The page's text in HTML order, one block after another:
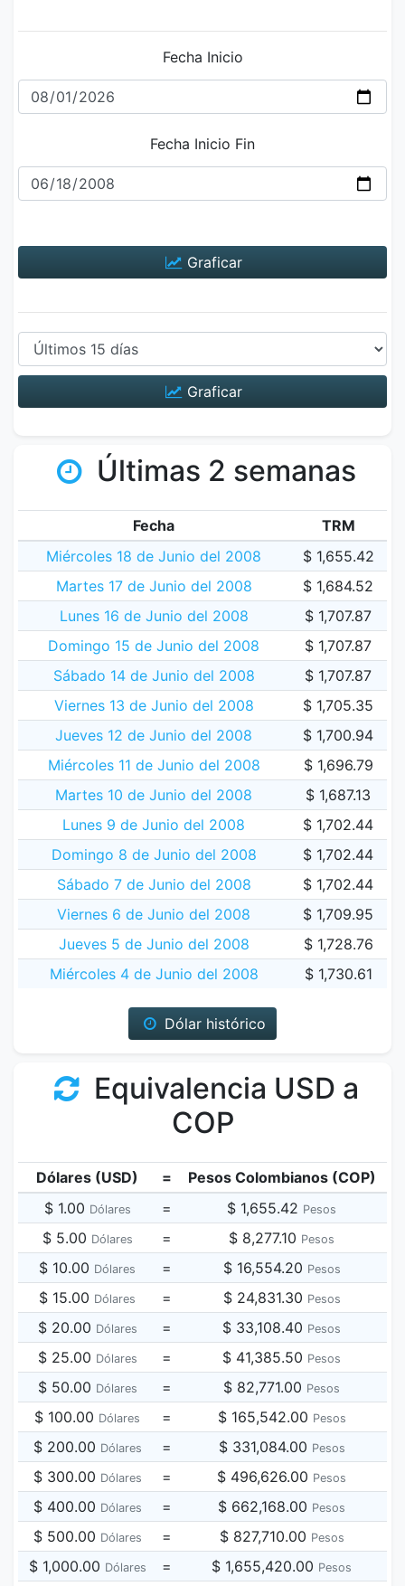
Fecha Inicio
Fecha Inicio Fin
Graficar
Graficar
Últimas 2 semanas
Fecha
TRM
Miércoles 18 de Junio del 2008
$ 1,655.42
Martes 17 de Junio del 2008
$ 1,684.52
Lunes 16 de Junio del 2008
$ 1,707.87
Domingo 15 de Junio del 2008
$ 1,707.87
Sábado 14 de Junio del 2008
$ 1,707.87
Viernes 13 de Junio del 2008
$ 1,705.35
Jueves 12 de Junio del 2008
$ 1,700.94
Miércoles 11 de Junio del 2008
$ 1,696.79
Martes 10 de Junio del 2008
$ 1,687.13
Lunes 9 de Junio del 2008
$ 1,702.44
Domingo 8 de Junio del 2008
$ 1,702.44
Sábado 7 de Junio del 2008
$ 1,702.44
Viernes 6 de Junio del 2008
$ 1,709.95
Jueves 5 de Junio del 2008
$ 1,728.76
Miércoles 4 de Junio del 2008
$ 1,730.61
Dólar histórico
Equivalencia USD a
COP
Dólares (USD) =
Pesos Colombianos (COP)
$ 1.00 Dólares = $ 1,655.42 Pesos
$ 5.00 Dólares = $ 8,277.10 Pesos
$ 10.00 Dólares = $ 16,554.20 Pesos
$ 15.00 Dólares = $ 24,831.30 Pesos
$ 20.00 Dólares = $ 33,108.40 Pesos
$ 25.00 Dólares = $ 41,385.50 Pesos
$ 50.00 Dólares = $ 82,771.00 Pesos
$ 100.00 Dólares = $ 165,542.00 Pesos
$ 200.00 Dólares = $ 331,084.00 Pesos
$ 300.00 Dólares = $ 496,626.00 Pesos
$ 400.00 Dólares = $ 662,168.00 Pesos
$ 500.00 Dólares = $ 827,710.00 Pesos
$ 1,000.00 Dólares = $ 1,655,420.00 Pesos